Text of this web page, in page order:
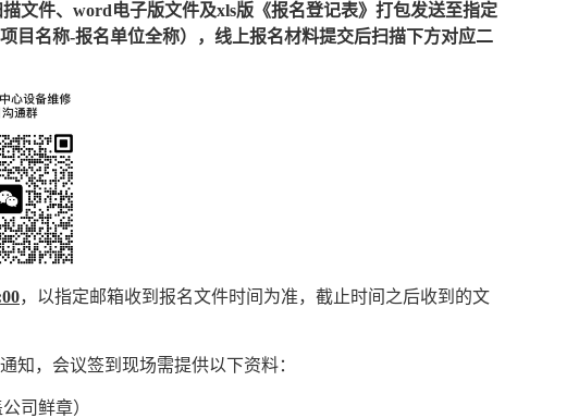
文件、word电子版文件及xls版《报名登记表》打包发送至指定
目名称-报名单位全称），线上报名材料提交后扫描下方对应二
， 以指定邮箱收到报名文件时间为准，截止时间之后收到的文
知，会议签到现场需提供以下资料：
司鲜章）